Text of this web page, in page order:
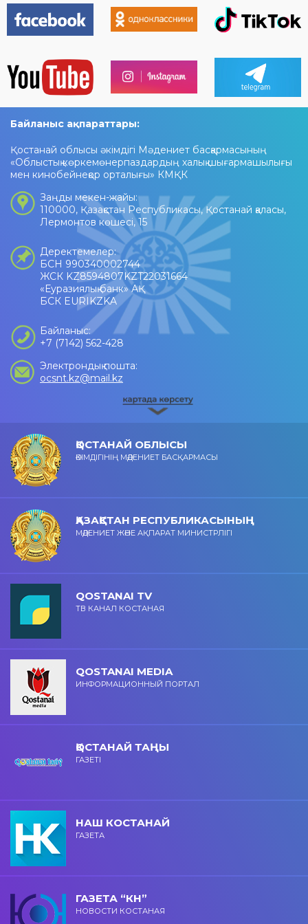
Байланыс ақпараттары:
Қостанай облысы әкімдігі Мәдениет басқармасының
«Облыстық көркемөнерпаздардың халық шығармашылығы
мен кинобейнеқор орталығы» КМҚК
Заңды мекен-жайы:
110000, Қазақстан Республикасы, Қостанай қаласы,
Лермонтов көшесі, 15
Деректемелер:
БСН 990340002744
ЖСК KZ8594807KZT22031664
«Еуразиялық банк» АҚ
БСК EURIKZKA
Байланыс:
+7 (7142) 562-428
Электрондық пошта:
ocsnt.kz@mail.kz
ҚОСТАНАЙ ОБЛЫСЫ
ӘКІМДІГІНІҢ МӘДЕНИЕТ БАСҚАРМАСЫ
ҚАЗАҚСТАН РЕСПУБЛИКАСЫНЫҢ
МӘДЕНИЕТ ЖӘНЕ АҚПАРАТ МИНИСТРЛІГІ
QOSTANAI TV
ТВ КАНАЛ КОСТАНАЯ
QOSTANAI MEDIA
ИНФОРМАЦИОННЫЙ ПОРТАЛ
ҚОСТАНАЙ ТАҢЫ
ГАЗЕТІ
НАШ КОСТАНАЙ
ГАЗЕТА
ГАЗЕТА “КН”
НОВОСТИ КОСТАНАЯ